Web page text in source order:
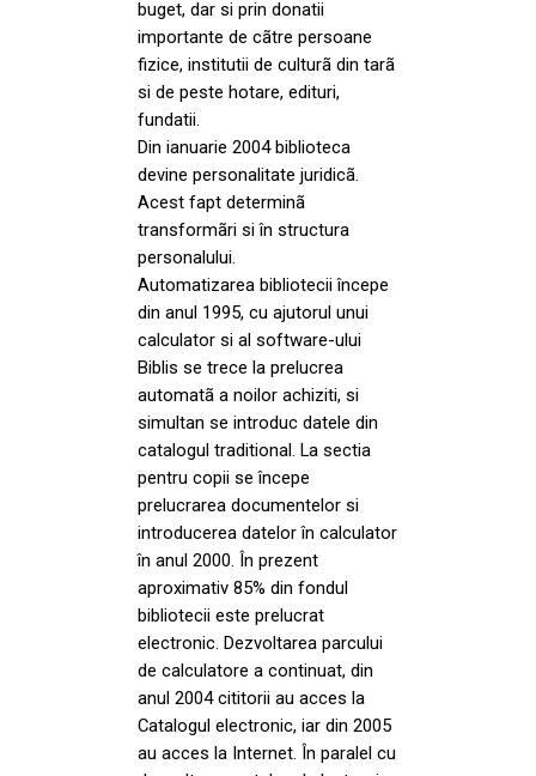
buget, dar si prin donatii
importante de cãtre persoane
fizice, institutii de culturã din tarã
si de peste hotare, edituri,
fundatii.
Din ianuarie 2004 biblioteca
devine personalitate juridicã.
Acest fapt determinã
transformãri si în structura
personalului.
Automatizarea bibliotecii începe
din anul 1995, cu ajutorul unui
calculator si al software-ului
Biblis se trece la prelucrea
automatã a noilor achiziti, si
simultan se introduc datele din
catalogul traditional. La sectia
pentru copii se începe
prelucrarea documentelor si
introducerea datelor în calculator
în anul 2000. În prezent
aproximativ 85% din fondul
bibliotecii este prelucrat
electronic. Dezvoltarea parcului
de calculatore a continuat, din
anul 2004 cititorii au acces la
Catalogul electronic, iar din 2005
au acces la Internet. În paralel cu